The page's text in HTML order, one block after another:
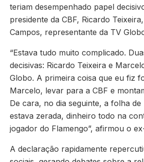
teriam desempenhado papel
presidente da CBF, Ricardo
Campos, representante da TV
“Estava tudo muito complicado.
decisivas: Ricardo Teixeira e
Globo. A primeira coisa que eu fiz
Marcelo, levar para a CBF e
De cara, no dia seguinte, a folha de
estava zerada, dinheiro todo na
jogador do Flamengo”, afirmou o
A declaração rapidamente